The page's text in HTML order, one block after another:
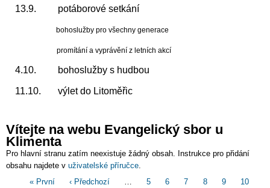
13.9. potáborové setkání
bohoslužby pro všechny generace
promítání a vyprávění z letních akcí
4.10. bohoslužby s hudbou
11.10. výlet do Litoměřic
Vítejte na webu Evangelický sbor u
Klimenta
Pro hlavní stranu zatím neexistuje žádný obsah. Instrukce pro přidání
obsahu najdete v uživatelské příručce.
Pagination
First
« První
Předchozí
‹ Předchozí Page
5 Page
6 Page
7 Page
8 Page
9 Page
10